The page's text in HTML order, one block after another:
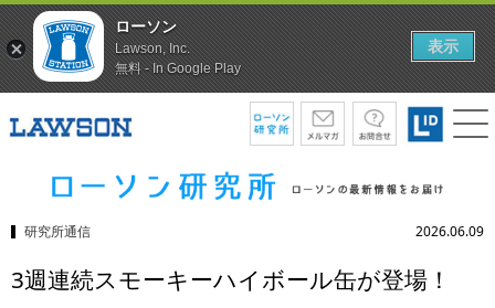
研究所通信 2026.06.09
3週連続スモーキーハイボール缶が登場！
ローソン
Lawson, Inc.
無料 - In Google Play
表示